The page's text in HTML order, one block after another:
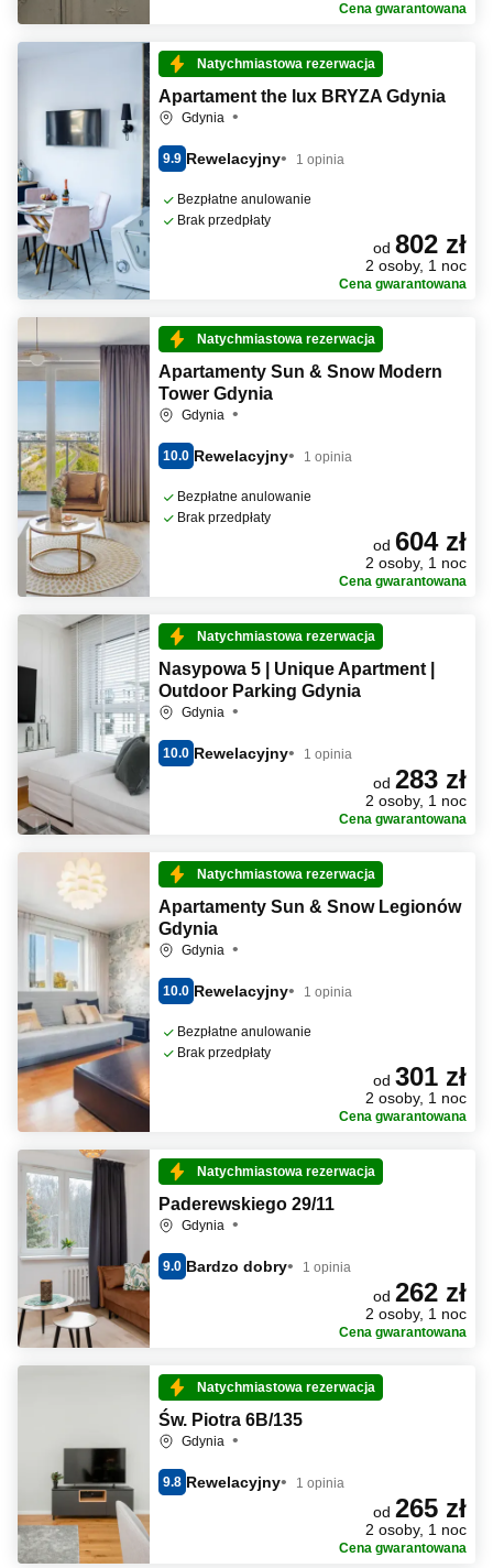
Cena gwarantowana
Natychmiastowa rezerwacja
Apartament the lux BRYZA Gdynia
Gdynia
9.9 Rewelacyjny 1 opinia
Bezpłatne anulowanie
Brak przedpłaty
od 802 zł
2 osoby, 1 noc
Cena gwarantowana
Natychmiastowa rezerwacja
Apartamenty Sun & Snow Modern
Tower Gdynia
Gdynia
10.0 Rewelacyjny 1 opinia
Bezpłatne anulowanie
Brak przedpłaty
od 604 zł
2 osoby, 1 noc
Cena gwarantowana
Natychmiastowa rezerwacja
Nasypowa 5 | Unique Apartment |
Outdoor Parking Gdynia
Gdynia
10.0 Rewelacyjny 1 opinia
od 283 zł
2 osoby, 1 noc
Cena gwarantowana
Natychmiastowa rezerwacja
Apartamenty Sun & Snow Legionów
Gdynia
Gdynia
10.0 Rewelacyjny 1 opinia
Bezpłatne anulowanie
Brak przedpłaty
od 301 zł
2 osoby, 1 noc
Cena gwarantowana
Natychmiastowa rezerwacja
Paderewskiego 29/11
Gdynia
9.0 Bardzo dobry 1 opinia
od 262 zł
2 osoby, 1 noc
Cena gwarantowana
Natychmiastowa rezerwacja
Św. Piotra 6B/135
Gdynia
9.8 Rewelacyjny 1 opinia
od 265 zł
2 osoby, 1 noc
Cena gwarantowana